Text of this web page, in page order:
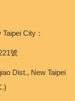
City：
號
Dist., New Taipei